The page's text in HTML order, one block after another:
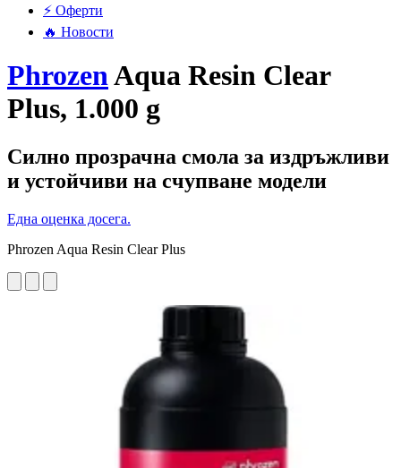
⚡ Оферти
🔥 Новости
PhrozenAqua Resin Clear
Plus, 1.000 g
Силно прозрачна смола за издръжливи
и устойчиви на счупване модели
Една оценка досега.
Phrozen Aqua Resin Clear Plus